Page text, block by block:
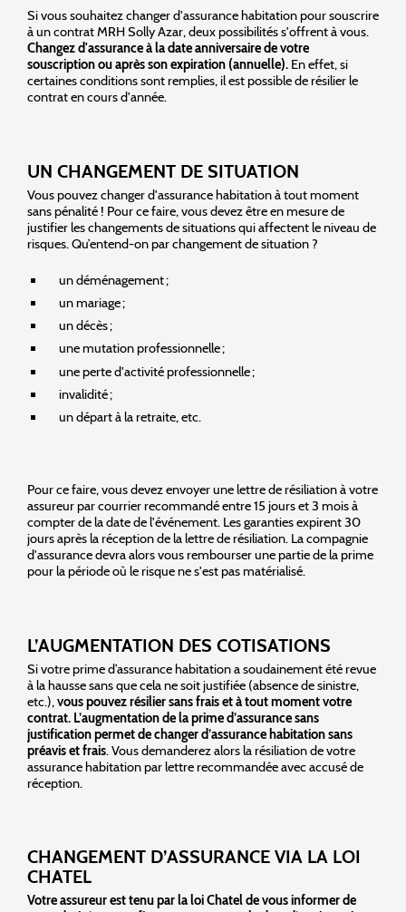
Si vous souhaitez changer d'assurance habitation pour souscrire
à un contrat MRH Solly Azar, deux possibilités s'offrent à vous.
Changez d'assurance à la date anniversaire de votre
souscription ou après son expiration (annuelle). En effet, si
certaines conditions sont remplies, il est possible de résilier le
contrat en cours d'année.
UN CHANGEMENT DE SITUATION
Vous pouvez changer d'assurance habitation à tout moment
sans pénalité ! Pour ce faire, vous devez être en mesure de
justifier les changements de situations qui affectent le niveau de
risques. Qu’entend-on par changement de situation ?
un déménagement ;
un mariage ;
un décès ;
une mutation professionnelle ;
une perte d'activité professionnelle ;
invalidité ;
un départ à la retraite, etc.
Pour ce faire, vous devez envoyer une lettre de résiliation à votre
assureur par courrier recommandé entre 15 jours et 3 mois à
compter de la date de l'événement. Les garanties expirent 30
jours après la réception de la lettre de résiliation. La compagnie
d'assurance devra alors vous rembourser une partie de la prime
pour la période où le risque ne s'est pas matérialisé.
L’AUGMENTATION DES COTISATIONS
Si votre prime d’assurance habitation a soudainement été revue
à la hausse sans que cela ne soit justifiée (absence de sinistre,
etc.), vous pouvez résilier sans frais et à tout moment votre
contrat. L’augmentation de la prime d’assurance sans
justification permet de changer d’assurance habitation sans
préavis et frais. Vous demanderez alors la résiliation de votre
assurance habitation par lettre recommandée avec accusé de
réception.
CHANGEMENT D’ASSURANCE VIA LA LOI
CHATEL
Votre assureur est tenu par la loi Chatel de vous informer de